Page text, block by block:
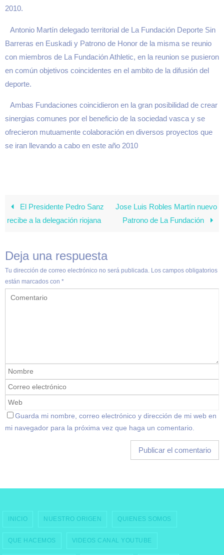
2010.
Antonio Martín delegado territorial de La Fundación Deporte Sin
Barreras en Euskadi y Patrono de Honor de la misma se reunio
con miembros de La Fundación Athletic, en la reunion se pusieron
en común objetivos coincidentes en el ambito de la difusión del
deporte.
Ambas Fundaciones coincidieron en la gran posibilidad de crear
sinergias comunes por el beneficio de la sociedad vasca y se
ofrecieron mutuamente colaboración en diversos proyectos que
se iran llevando a cabo en este año 2010
El Presidente Pedro Sanz
recibe a la delegación riojana
Jose Luis Robles Martín nuevo
Patrono de La Fundación
Deja una respuesta
Tu dirección de correo electrónico no será publicada. Los campos obligatorios
están marcados con *
Guarda mi nombre, correo electrónico y dirección de mi web en
mi navegador para la próxima vez que haga un comentario.
INICIO NUESTRO ORIGEN QUIENES SOMOS
QUE HACEMOS VIDEOS CANAL YOUTUBE